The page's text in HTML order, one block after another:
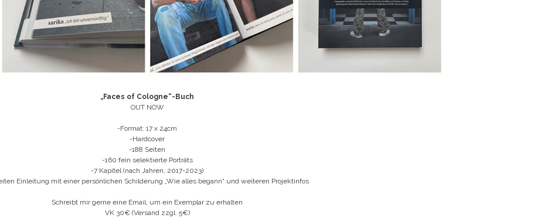
„Faces of Cologne“-Buch
OUT NOW
-Format: 17 x 24cm
-Hardcover
-188 Seiten
-160 fein selektierte Porträts
-7 Kapitel (nach Jahren, 2017-2023)
Einleitung mit einer persönlichen Schilderung „Wie alles begann“ und weiteren Projektinfos
Schreibt mir gerne eine Email, um ein Exemplar zu erhalten
VK 30€ (Versand zzgl. 5€)